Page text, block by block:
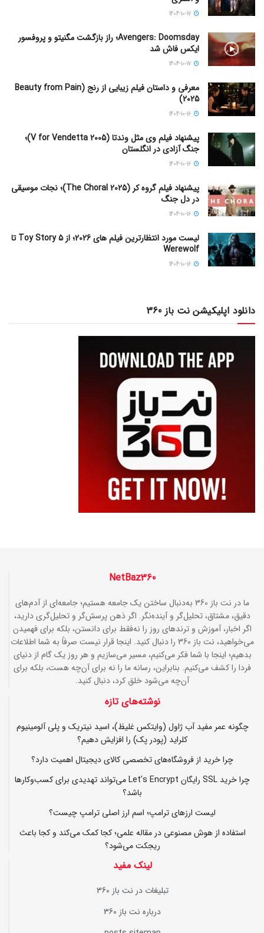
Avengers: Doomsday؛ راز بازگشت مگنیتو و پروفسور
ایکس فاش شد
معرفی و داستان فیلم زیبایی از رنج (Beauty from Pain
2025)
پیشنهاد فیلم وی مثل وندتا (V for Vendetta 2005)؛
جنگ آزادی در انگلستان
پیشنهاد فیلم گروه کر (The Choral 2025)؛ نجات موسیقی
در دل جنگ
لیست مورد انتظارترین فیلم های 2026؛ از Toy Story 5 تا
Werewolf
دانلود اپلیکیشن نت باز 360
NetBaz360
ما در نت باز 360 به‌دنبال ساختن یک جامعه هستیم؛ جامعه‌ای از آدم‌های
دقیق، مشتاق، تحلیل‌گر و آینده‌نگر. اگر ذهن پرسش‌گر و تحلیل‌گری دارید،
اگر اخبار، آموزش و ترندهای روز را نه‌فقط برای دانستن، بلکه برای فهمیدن
می‌خواهید، نت باز 360 را دنبال کنید. اینجا قرار نیست صرفاً به شما اطلاعات
بدهیم؛ اینجا با شما فکر می‌کنیم، مسیر می‌سازیم و هر روز یک گام از دنیای
فردا را کشف می‌کنیم. بنابراین، رسانه ما را نه برای آن‌چه هست، بلکه برای
آن‌چه می‌شود خلق کرد، دنبال کنید.
نوشته‌های تازه
چگونه عمر مفید آب ژاول (وایتکس غلیظ)، اسید نیتریک و پلی آلومینیوم
کلراید (پودر پک) را افزایش دهیم؟
چرا خرید از فروشگاه‌های تخصصی کالای دیجیتال اهمیت دارد؟
چرا خرید SSL رایگان Let’s Encrypt می‌تواند تهدیدی برای کسب‌وکارها
باشد؟
لیست ارزهای ترامپ؛ اسم ارز اصلی ترامپ چیست؟
استفاده از هوش مصنوعی در مقاله علمی؛ کجا کمک می‌کند و کجا باعث
ریجکت می‌شود؟
لینک مفید
تبلیغات در نت باز 360
درباره نت باز 360